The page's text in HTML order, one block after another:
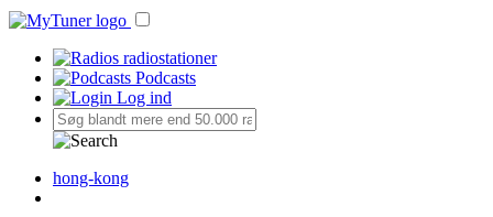
radiostationer
Podcasts
Log ind
hong-kong